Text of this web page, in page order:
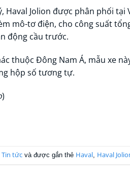
Haval Jolion được phân phối
mô-tơ điện, cho công suất
động cầu trước.
thuộc Đông Nam Á, mẫu xe
hộp số tương tự.
)
Tin tứcvà được gắn thẻ Haval, Haval